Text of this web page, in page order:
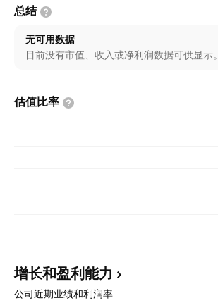
总结
无可用数据
目前没有市值、收入或净利润数据可供显示。
估值比率
增长和盈利能力
公司近期业绩和利润率